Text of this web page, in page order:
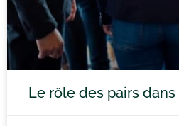
Le rôle des pairs